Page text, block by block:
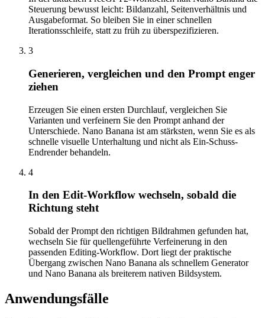
Steuerung bewusst leicht: Bildanzahl, Seitenverhältnis und
Ausgabeformat. So bleiben Sie in einer schnellen
Iterationsschleife, statt zu früh zu überspezifizieren.
3
Generieren, vergleichen und den Prompt enger
ziehen
Erzeugen Sie einen ersten Durchlauf, vergleichen Sie
Varianten und verfeinern Sie den Prompt anhand der
Unterschiede. Nano Banana ist am stärksten, wenn Sie es als
schnelle visuelle Unterhaltung und nicht als Ein-Schuss-
Endrender behandeln.
4
In den Edit-Workflow wechseln, sobald die
Richtung steht
Sobald der Prompt den richtigen Bildrahmen gefunden hat,
wechseln Sie für quellengeführte Verfeinerung in den
passenden Editing-Workflow. Dort liegt der praktische
Übergang zwischen Nano Banana als schnellem Generator
und Nano Banana als breiterem nativen Bildsystem.
Anwendungsfälle